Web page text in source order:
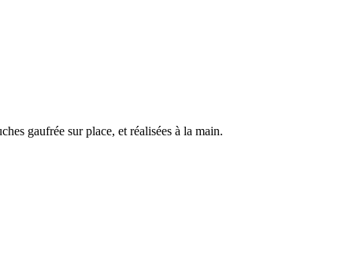
gaufrée sur place, et réalisées à la main.